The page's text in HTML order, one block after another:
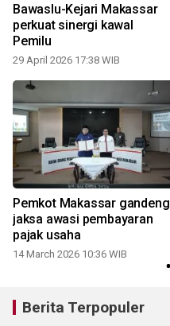
Bawaslu-Kejari Makassar
perkuat sinergi kawal
Pemilu
29 April 2026 17:38 WIB
Pemkot Makassar gandeng
jaksa awasi pembayaran
pajak usaha
14 March 2026 10:36 WIB
Berita Terpopuler